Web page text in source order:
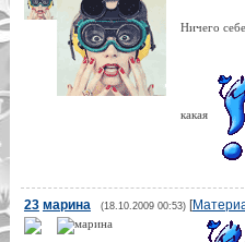
Ничего
какая
23 марина (18.10.2009 00:53)[